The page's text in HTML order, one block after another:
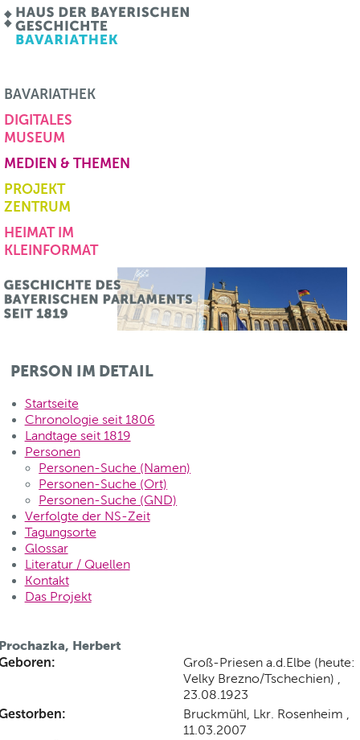
BAVARIATHEK
DIGITALES
MUSEUM
MEDIEN & THEMEN
PROJEKT
ZENTRUM
HEIMAT IM
KLEINFORMAT
PERSON IM DETAIL
Startseite
Chronologie seit 1806
Landtage seit 1819
Personen
Personen-Suche (Namen)
Personen-Suche (Ort)
Personen-Suche (GND)
Verfolgte der NS-Zeit
Tagungsorte
Glossar
Literatur / Quellen
Kontakt
Das Projekt
Herbert
Groß-Priesen a.d.Elbe (heute:
Velky Brezno/Tschechien) ,
23.08.1923
Bruckmühl, Lkr. Rosenheim ,
11.03.2007